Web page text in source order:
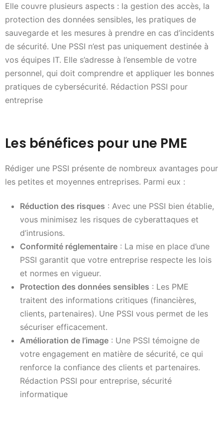
Elle couvre plusieurs aspects : la gestion des accès, la
protection des données sensibles, les pratiques de
sauvegarde et les mesures à prendre en cas d’incidents
de sécurité. Une PSSI n’est pas uniquement destinée à
vos équipes IT. Elle s’adresse à l’ensemble de votre
personnel, qui doit comprendre et appliquer les bonnes
pratiques de cybersécurité. Rédaction PSSI pour
entreprise
Les bénéfices pour une PME
Rédiger une PSSI présente de nombreux avantages pour
les petites et moyennes entreprises. Parmi eux :
Réduction des risques : Avec une PSSI bien établie,
vous minimisez les risques de cyberattaques et
d’intrusions.
Conformité réglementaire : La mise en place d’une
PSSI garantit que votre entreprise respecte les lois
et normes en vigueur.
Protection des données sensibles : Les PME
traitent des informations critiques (financières,
clients, partenaires). Une PSSI vous permet de les
sécuriser efficacement.
Amélioration de l’image : Une PSSI témoigne de
votre engagement en matière de sécurité, ce qui
renforce la confiance des clients et partenaires.
Rédaction PSSI pour entreprise, sécurité
informatique